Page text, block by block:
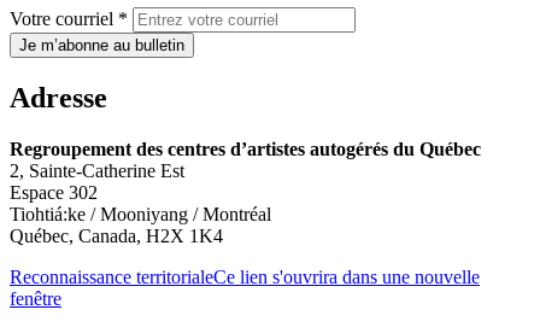
Votre courriel *
Je m’abonne au bulletin
Adresse
Regroupement des centres d’artistes autogérés du Québec
2, Sainte-Catherine Est
Espace 302
Tiohtiá:ke / Mooniyang / Montréal
Québec, Canada, H2X 1K4
Reconnaissance territorialeCe lien s'ouvrira dans une nouvelle
fenêtre